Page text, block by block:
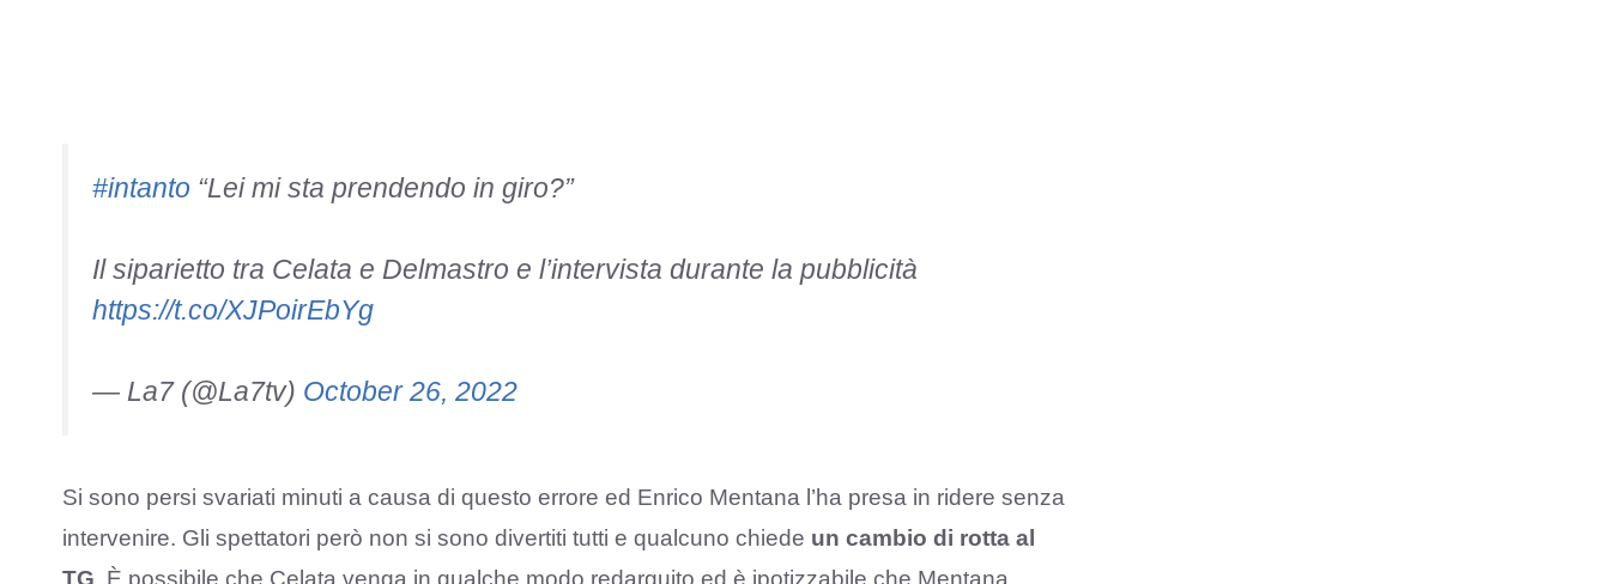
#intanto “Lei mi sta prendendo in giro?”
Il siparietto tra Celata e Delmastro e l’intervista durante la pubblicità
https://t.co/XJPoirEbYg
— La7 (@La7tv) October 26, 2022
Si sono persi svariati minuti a causa di questo errore ed Enrico Mentana l’ha presa in ridere senza
intervenire. Gli spettatori però non si sono divertiti tutti e qualcuno chiede
un cambio di rotta al
. È possibile che Celata venga in qualche modo redarguito ed è ipotizzabile che Mentana